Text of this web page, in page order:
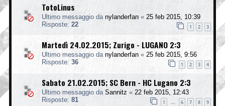
TotoLinus
Ultimo messaggio da nylanderfan « 25 feb 2015, 10:39
Risposte: 22 1 2 3
Martedì 24.02.2015; Zurigo - LUGANO 2:3
Ultimo messaggio da nylanderfan « 25 feb 2015, 9:56
Risposte: 36 1 2 3 4
Sabato 21.02.2015; SC Bern - HC Lugano 2:3
Ultimo messaggio da Sannitz « 22 feb 2015, 12:43
Risposte: 81 1 … 6 7 8 9